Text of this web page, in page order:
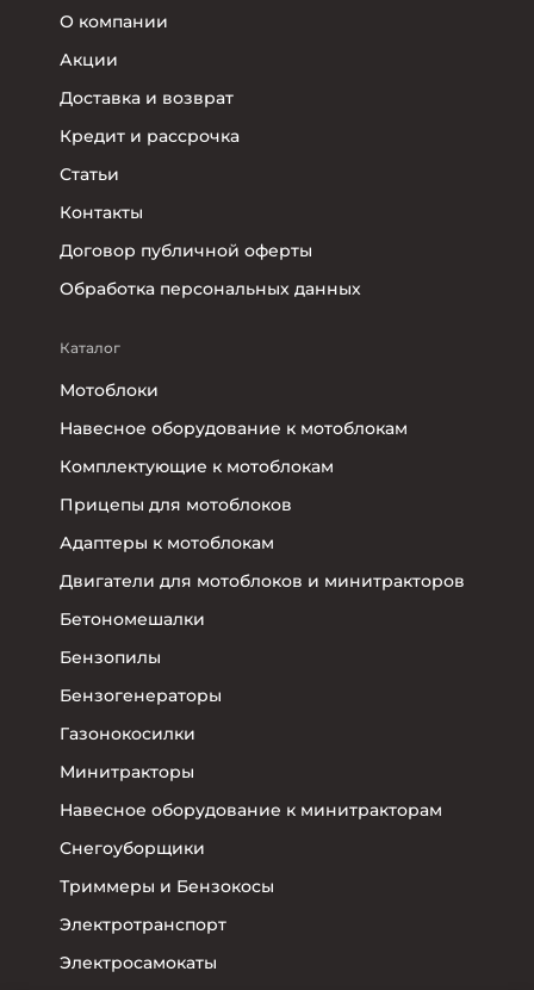
О компании
Акции
Доставка и возврат
Кредит и рассрочка
Статьи
Контакты
Договор публичной оферты
Обработка персональных данных
Каталог
Мотоблоки
Навесное оборудование к мотоблокам
Комплектующие к мотоблокам
Прицепы для мотоблоков
Адаптеры к мотоблокам
Двигатели для мотоблоков и минитракторов
Бетономешалки
Бензопилы
Бензогенераторы
Газонокосилки
Минитракторы
Навесное оборудование к минитракторам
Снегоуборщики
Триммеры и Бензокосы
Электротранспорт
Электросамокаты